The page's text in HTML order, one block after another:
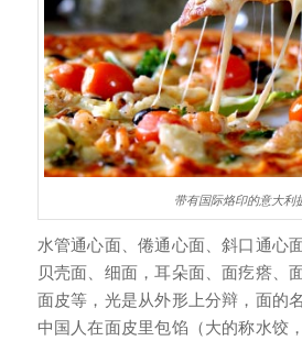
带有国际烙印的意大利
水管通心面、倦通心面、斜口通心
贝壳面、细面，耳朵面、面疙瘩、
面皮等，光是从外形上分辩，面的
中国人在面皮里包馅（大的称水饺